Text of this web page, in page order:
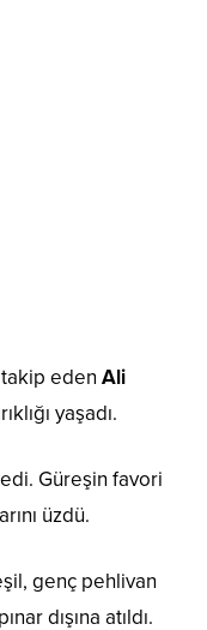
eden Ali
yaşadı.
Güreşin favori
üzdü.
genç pehlivan
dışına atıldı.